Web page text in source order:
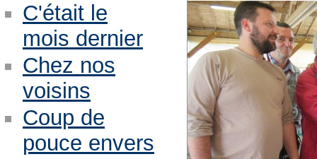
C'était le
mois dernier
Chez nos
voisins
Coup de
pouce envers